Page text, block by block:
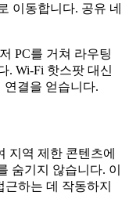
이동합니다. 공유 네
PC를 거쳐 라우팅
. Wi-Fi 핫스팟 대신
연결을 얻습니다.
지역 제한 콘텐츠에
숨기지 않습니다. 이
근하는 데 작동하지